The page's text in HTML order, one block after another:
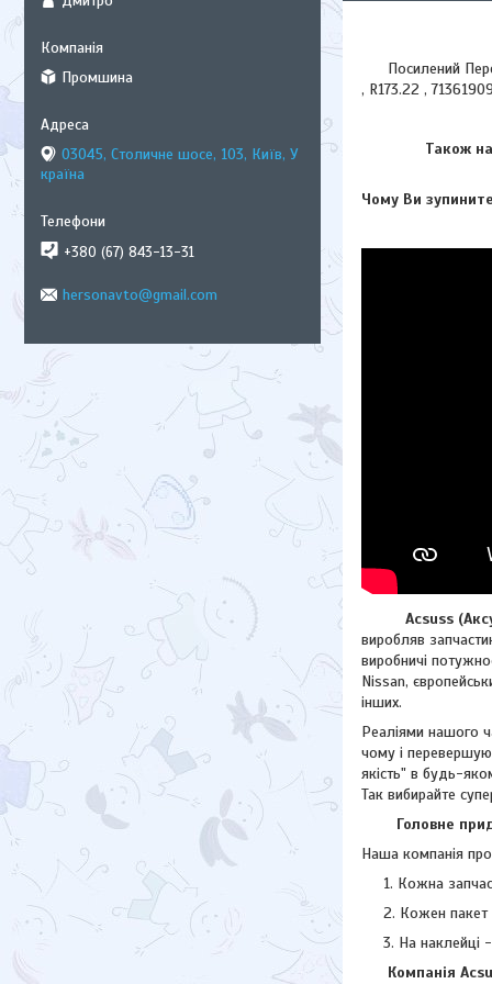
Посилений
, R173.22 ,
Також на
Чому Ви
Acsuss
виробляв
виробничі
Nissan,
інших.
Реаліями нашого
чому і
якість" в будь-
Так вибирайте
Головне
Наша компанія
Кожна
Кожен пакет
На наклейці
Компанія
Промшина
03045, Столичне шосе, 103, Київ, У
країна
+380 (67) 843-13-31
hersonavto@gmail.com